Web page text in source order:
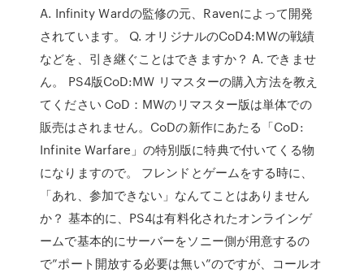
A. Infinity Wardの監修の元、Ravenによって開発
されています。 Q. オリジナルのCoD4:MWの戦績
などを、引き継ぐことはできますか？ A. できませ
ん。 PS4版CoD:MW リマスターの購入方法を教え
てください CoD：MWのリマスター版は単体での
販売はされません。CoDの新作にあたる「CoD:
Infinite Warfare」の特別版に特典で付いてくる物
になりますので。 フレンドとゲームをする時に、
「あれ、参加できない」なんてことはありません
か？ 基本的に、PS4は有料化されたオンラインゲ
ームで基本的にサーバーをソニー側が用意するの
で”ポート開放する必要は無い”のですが、コールオ